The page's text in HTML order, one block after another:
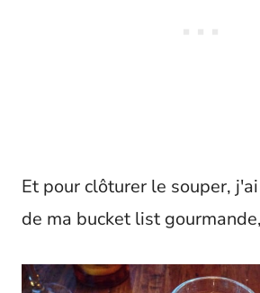
Et pour clôturer le souper,
de ma bucket list